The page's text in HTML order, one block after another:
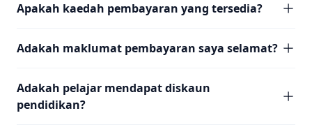
Apakah kaedah pembayaran yang tersedia?
Adakah maklumat pembayaran saya selamat?
Adakah pelajar mendapat diskaun
pendidikan?